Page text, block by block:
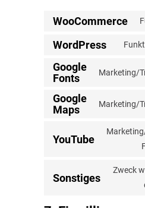
WooCommerce
WordPress
Google
Fonts
Marketing/
Google
Maps
Marketing/
YouTube
Sonstiges
Zweck